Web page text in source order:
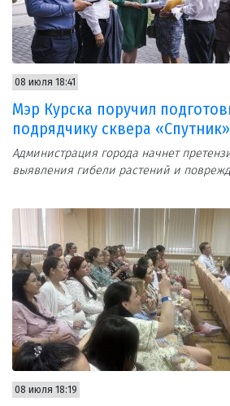
08 июля 18:41
Мэр Курска поручил
подрядчику сквера «Спутник»
Администрация города начнет
выявления гибели растений и
08 июля 18:19